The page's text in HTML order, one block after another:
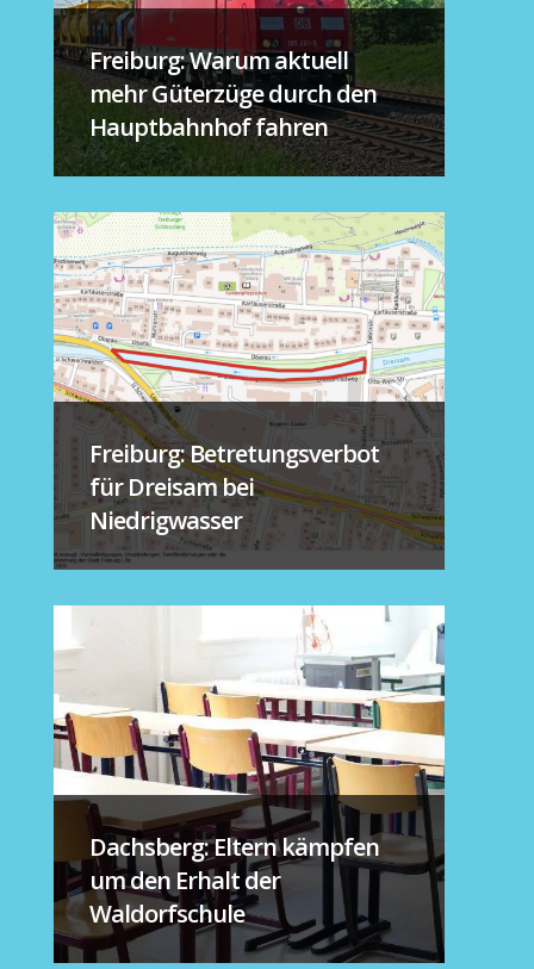
Freiburg: Warum aktuell
mehr Güterzüge durch den
Hauptbahnhof fahren
Freiburg: Betretungsverbot
für Dreisam bei
Niedrigwasser
Dachsberg: Eltern kämpfen
um den Erhalt der
Waldorfschule